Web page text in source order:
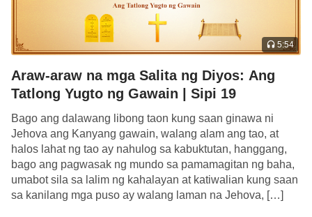
—Ang Salita, Vol. I. Ang Pagpapakita at Gawain ng Diyos.
Pag-alam sa Tatlong Yugto ng Gawain ng Diyos ang
Landas Tungo sa Pagkilala sa Diyos
5:54
Araw-araw na mga Salita ng Diyos: Ang
Tatlong Yugto ng Gawain | Sipi 19
Bago ang dalawang libong taon kung saan ginawa ni
Jehova ang Kanyang gawain, walang alam ang tao, at
halos lahat ng tao ay nahulog sa kabuktutan, hanggang,
bago ang pagwasak ng mundo sa pamamagitan ng baha,
umabot sila sa lalim ng kahalayan at katiwalian kung saan
sa kanilang mga puso ay walang laman na Jehova, […]